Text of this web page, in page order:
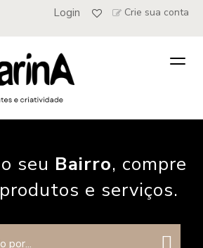
Login Crie sua conta
seu Bairro, compre
e serviços.